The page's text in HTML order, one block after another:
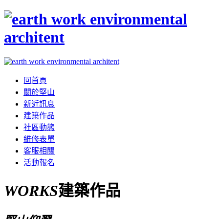
回首頁
關於堅山
新近訊息
建築作品
社區動態
維修表單
客服相關
活動報名
WORKS建築作品